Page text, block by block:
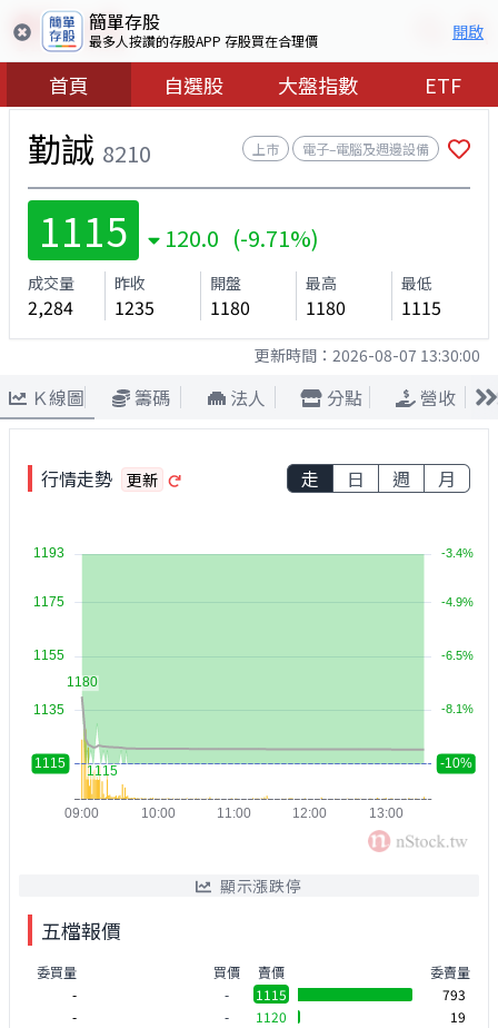
簡單存股
最多人按讚的存股APP 存股買在合理價 開啟
首頁 自選股 大盤指數 ETF
勤誠 8210 上市 電子–電腦及週邊設備
1115 120.0 (-9.71%)
成交量
2,284
昨收
1235
開盤
1180
最高
1180
最低
1115
更新時間： 2026-08-07 13:30:00
Ｋ線圖 籌碼 法人 分點 營收
行情走勢 更新 走 日 週 月
顯示漲跌停
五檔報價
委買量
買價
-
-
-
-
賣價
委賣量
1115
793
1120
19